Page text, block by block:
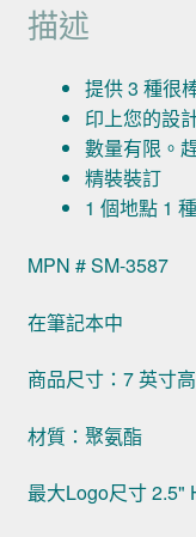
描述
提供 3 種很
印上您的設
數量有限。
精裝裝訂
1 個地點 1
MPN # SM-3587
在筆記本中
商品尺寸：7 英寸
材質：聚氨酯
最大Logo尺寸 2.5"